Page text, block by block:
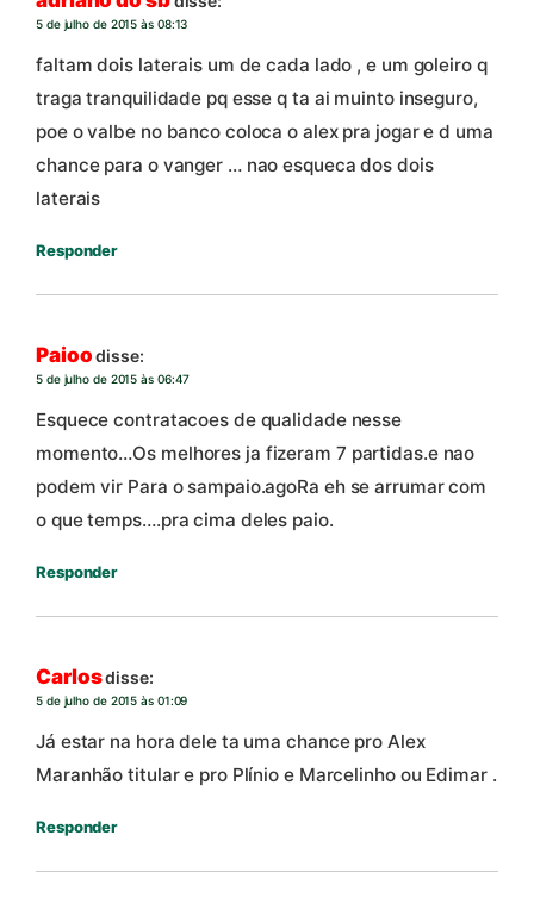
5 de julho de 2015 às 08:13
faltam dois laterais um de cada lado , e um goleiro q
traga tranquilidade pq esse q ta ai muinto inseguro,
poe o valbe no banco coloca o alex pra jogar e d uma
chance para o vanger … nao esqueca dos dois
laterais
Responder
Paioo disse:
5 de julho de 2015 às 06:47
Esquece contratacoes de qualidade nesse
momento…Os melhores ja fizeram 7 partidas.e nao
podem vir Para o sampaio.agoRa eh se arrumar com
o que temps….pra cima deles paio.
Responder
Carlosdisse:
5 de julho de 2015 às 01:09
Já estar na hora dele ta uma chance pro Alex
Maranhão titular e pro Plínio e Marcelinho ou Edimar .
Responder